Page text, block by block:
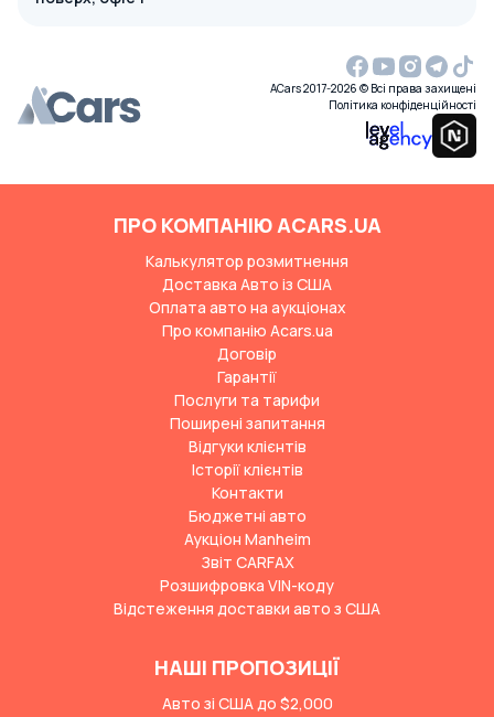
ACars 2017-2026 © Всі права захищені
Політика конфіденційності
ПРО КОМПАНІЮ ACARS.UA
Калькулятор розмитнення
Доставка Авто із США
Оплата авто на аукціонах
Про компанію Acars.ua
Договір
Гарантії
Послуги та тарифи
Поширені запитання
Відгуки клієнтів
Історії клієнтів
Контакти
Бюджетні авто
Аукціон Manheim
Звіт CARFAX
Розшифровка VIN-коду
Відстеження доставки авто з США
НАШІ ПРОПОЗИЦІЇ
Авто зі США до $2,000